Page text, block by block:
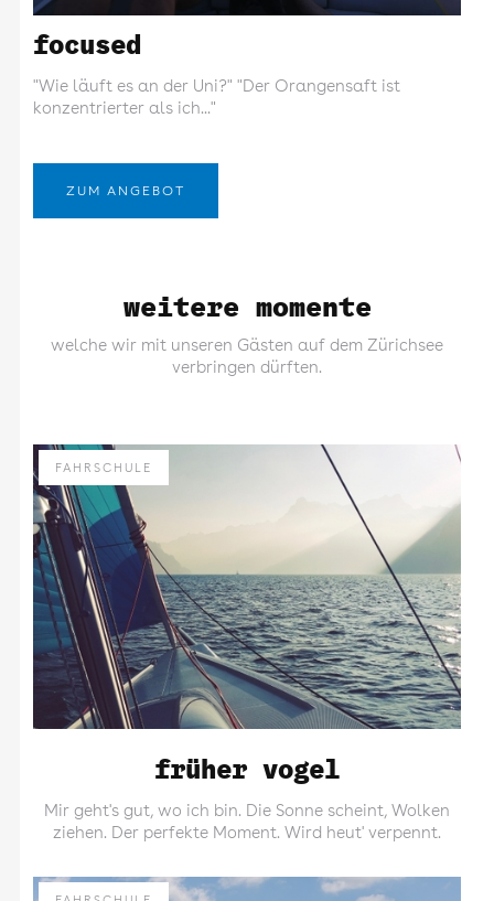
focused
"Wie läuft es an der Uni?" "Der Orangensaft ist
konzentrierter als ich..."
ZUM ANGEBOT
weitere momente
welche wir mit unseren Gästen auf dem Zürichsee
verbringen dürften.
früher vogel
Mir geht's gut, wo ich bin. Die Sonne scheint, Wolken
ziehen. Der perfekte Moment. Wird heut' verpennt.
FAHRSCHULE